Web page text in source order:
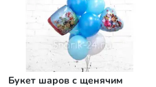
Букет шаров с щенячим